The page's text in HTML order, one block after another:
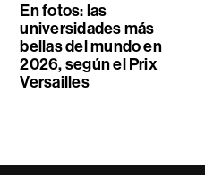
En fotos: las
universidades más
bellas del mundo en
2026, según el Prix
Versailles